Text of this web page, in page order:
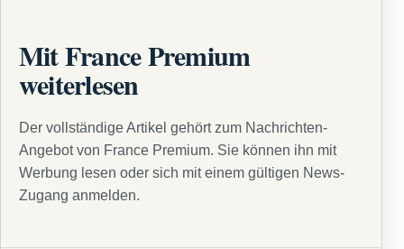
Mit France Premium
weiterlesen
Der vollständige Artikel gehört zum Nachrichten-
Angebot von France Premium. Sie können ihn mit
Werbung lesen oder sich mit einem gültigen News-
Zugang anmelden.